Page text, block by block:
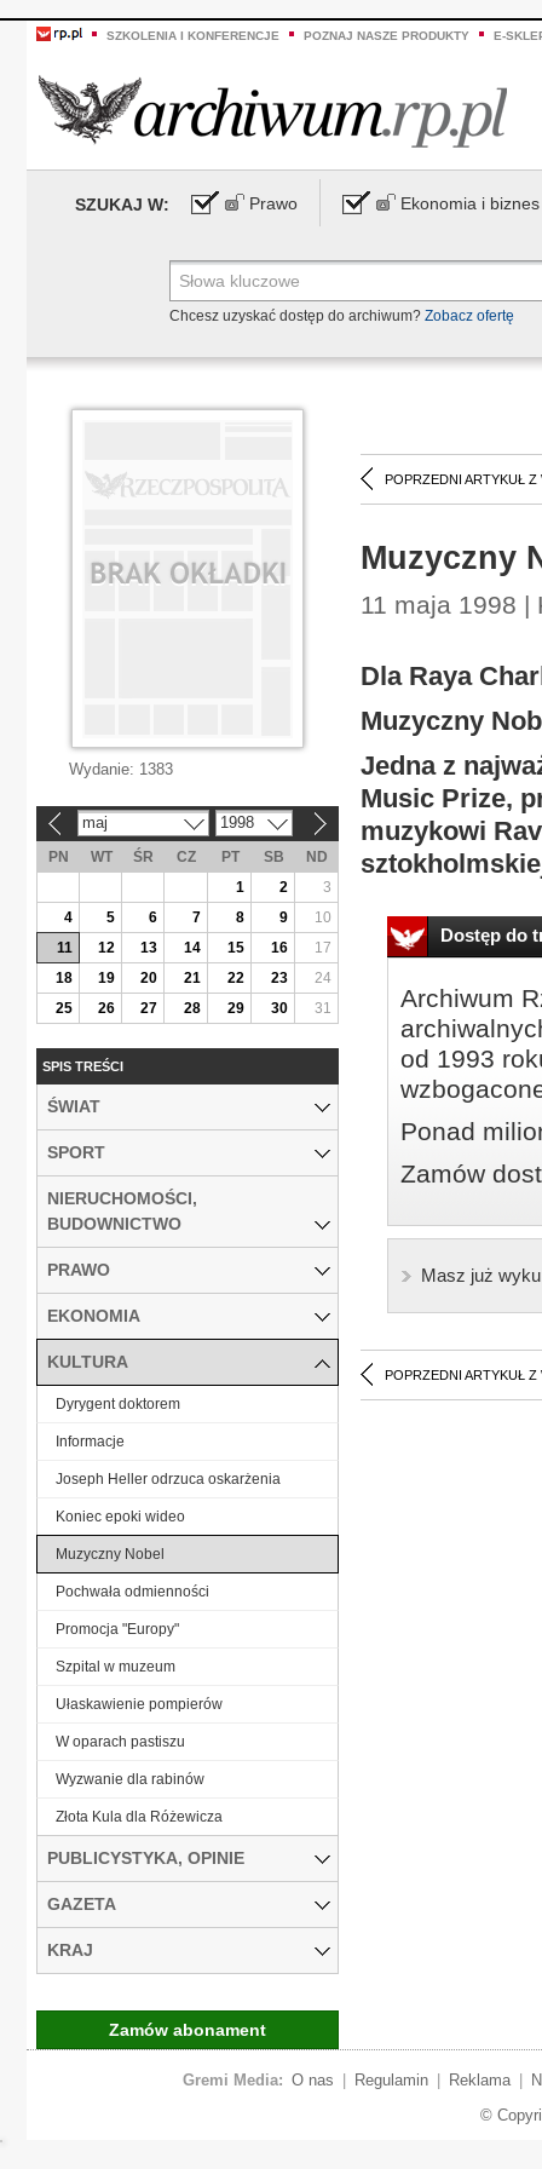
SZKOLENIA I KONFERENCJE POZNAJ NASZE PRODUKTY E-
SZUKAJ W: Prawo Ekonomia i biznes
Chcesz uzyskać dostęp do archiwum? Zobacz ofertę
POPRZEDNI ARTYKUŁ Z
Muzyczny
11 maja 1998 |
Dla Raya
Muzyczny
Jedna z
Music Prize,
muzykowi
Dostęp do
Archiwum
od 1993
Ponad
Zamów
Masz już
POPRZEDNI ARTYKUŁ Z
Wydanie: 1383
maj 1998
PN WT ŚR CZ PT SB
ND
1
2
3
4
5 6 7 8 9
10
11
12 13 14 15 16
17
18
19 20 21 22 23
24
25
26 27 28 29 30 31
SPIS TREŚCI
ŚWIAT
SPORT
NIERUCHOMOŚCI,
BUDOWNICTWO
PRAWO
EKONOMIA
KULTURA
Dyrygent doktorem
Informacje
Joseph Heller odrzuca oskarżenia
Koniec epoki wideo
Muzyczny Nobel
Pochwała odmienności
Promocja "Europy"
Szpital w muzeum
Ułaskawienie pompierów
W oparach pastiszu
Wyzwanie dla rabinów
Złota Kula dla Różewicza
PUBLICYSTYKA, OPINIE
GAZETA
KRAJ
Zamów abonament
Gremi Media: O nas Regulamin Reklama
©